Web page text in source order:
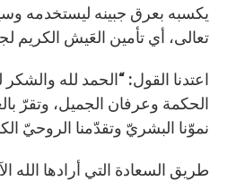
يكسبه بعرق جبينه ليستخدمه
تعالى، أي تأمين العَيش الكريم
اعتدنا القول: “الحمد لله
الحكمة وعرفان الجميل، وتقرّ
نموّنا البشريّ وتقدّمنا الروحيّ
طريق السعادة التي أرادها الله